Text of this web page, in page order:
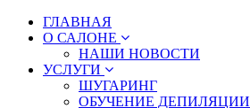
ГЛАВНАЯ
О САЛОНЕ
НАШИ НОВОСТИ
УСЛУГИ
ШУГАРИНГ
ОБУЧЕНИЕ ДЕПИЛЯЦИИ